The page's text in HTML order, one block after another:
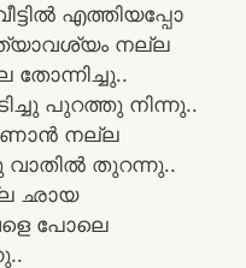
എത്തിയപ്പോ
നല്ല
തോന്നിച്ചു..
പുറത്തു നിന്നു..
നല്ല
വാതിൽ തുറന്നു..
ഛായ
പോലെ